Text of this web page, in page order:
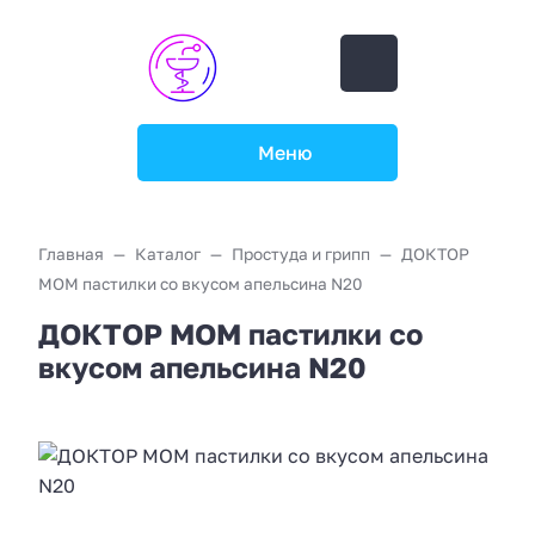
Меню
Главная Каталог Простуда и грипп
ДОКТОР
МОМ пастилки со вкусом апельсина N20
ДОКТОР МОМ пастилки со
вкусом апельсина N20